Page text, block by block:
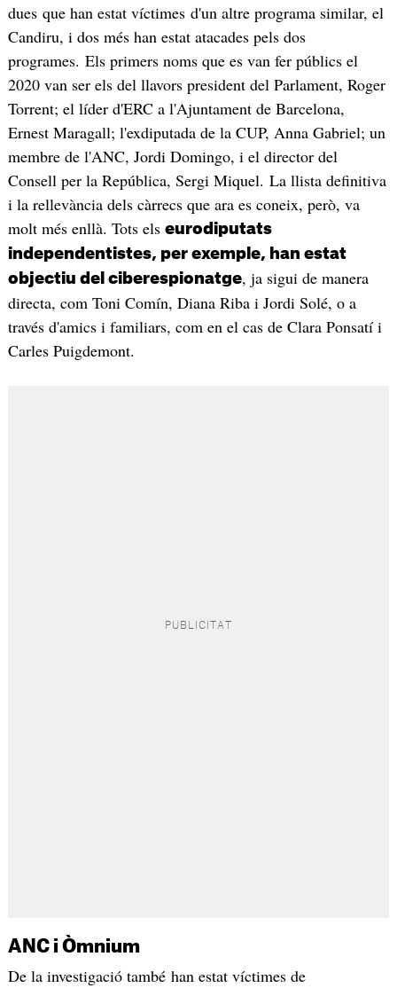
dues que han estat víctimes d'un altre programa similar, el
Candiru, i dos més han estat atacades pels dos
programes. Els primers noms que es van fer públics el
2020 van ser els del llavors president del Parlament, Roger
Torrent; el líder d'ERC a l'Ajuntament de Barcelona,
Ernest Maragall; l'exdiputada de la CUP, Anna Gabriel; un
membre de l'ANC, Jordi Domingo, i el director del
Consell per la República, Sergi Miquel. La llista definitiva
i la rellevància dels càrrecs que ara es coneix, però, va
molt més enllà. Tots els eurodiputats
independentistes, per exemple, han estat
objectiu del ciberespionatge, ja sigui de manera
directa, com Toni Comín, Diana Riba i Jordi Solé, o a
través d'amics i familiars, com en el cas de Clara Ponsatí i
Carles Puigdemont.
ANC i Òmnium
De la investigació també han estat víctimes de